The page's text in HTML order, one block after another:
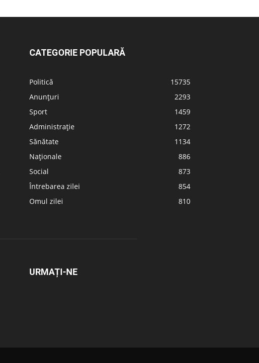
CATEGORIE POPULARĂ
Politică
15735
Anunțuri
2293
Sport
1459
Administrație
1272
Sănătate
1134
Naționale
886
Social
873
Întrebarea zilei
854
Omul zilei
810
URMAȚI-NE